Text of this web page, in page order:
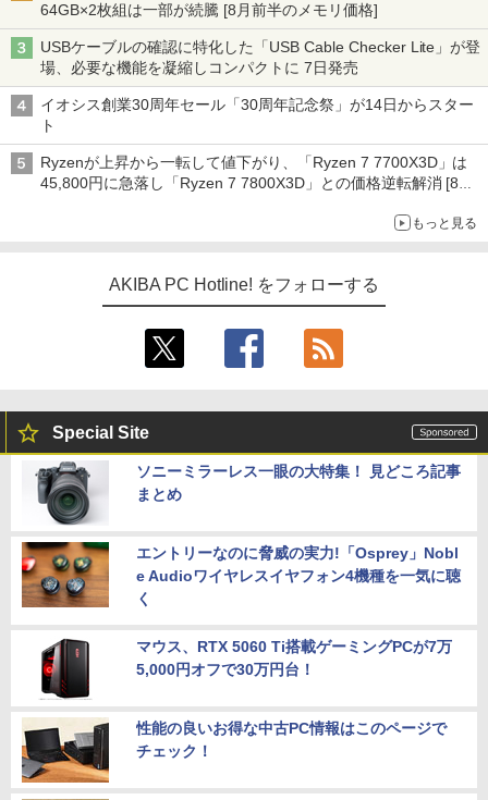
64GB×2枚組は一部が続騰 [8月前半のメモリ価格]
USBケーブルの確認に特化した「USB Cable Checker Lite」が登
場、必要な機能を凝縮しコンパクトに 7日発売
イオシス創業30周年セール「30周年記念祭」が14日からスター
ト
Ryzenが上昇から一転して値下がり、「Ryzen 7 7700X3D」は
45,800円に急落し「Ryzen 7 7800X3D」との価格逆転解消 [8月
もっと見る
AKIBA PC Hotline! をフォローする
Special Site
ソニーミラーレス一眼の大特集！ 見どころ記事
まとめ
エントリーなのに脅威の実力!「Osprey」Nobl
e Audioワイヤレスイヤフォン4機種を一気に聴
く
マウス、RTX 5060 Ti搭載ゲーミングPCが7万
5,000円オフで30万円台！
性能の良いお得な中古PC情報はこのページで
チェック！